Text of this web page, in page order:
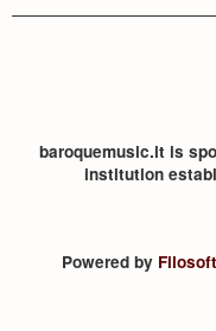
baroquemusic.it is
institution
Powered by Filosoft